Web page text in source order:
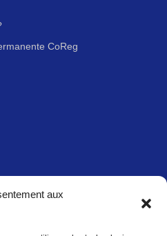
aux
CoReg
de cyclotourisme